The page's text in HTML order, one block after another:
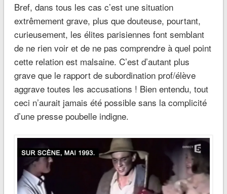
Bref, dans tous les cas c’est une situation
extrêmement grave, plus que douteuse, pourtant,
curieusement, les élites parisiennes font semblant
de ne rien voir et de ne pas comprendre à quel point
cette relation est malsaine. C’est d’autant plus
grave que le rapport de subordination prof/élève
aggrave toutes les accusations ! Bien entendu, tout
ceci n’aurait jamais été possible sans la complicité
d’une presse poubelle indigne.